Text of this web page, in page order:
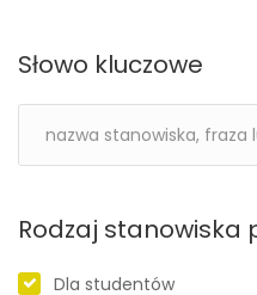
Słowo kluczowe
Rodzaj stanowiska
Dla studentów